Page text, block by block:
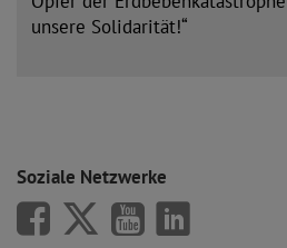
unsere Solidarität!“
Soziale Netzwerke
SoVD auf Facebook
SoVD auf X/Twitter
SoVD auf Youtube
SoVD auf